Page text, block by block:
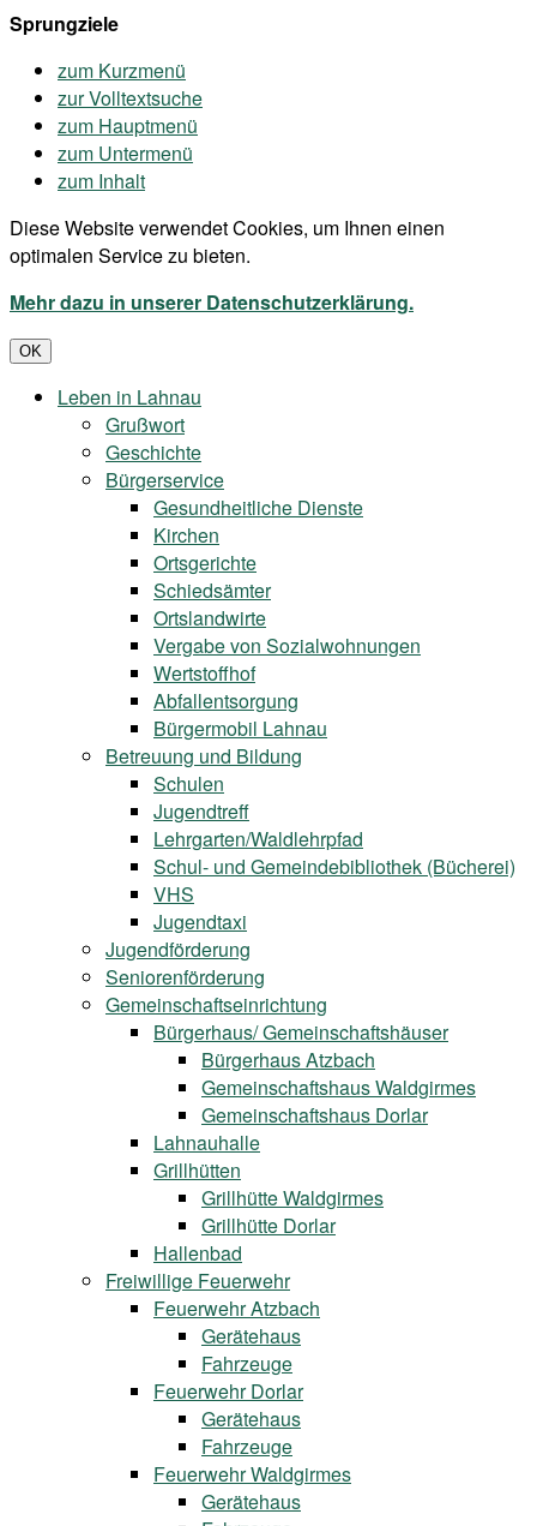
Sprungziele
zum Kurzmenü
zur Volltextsuche
zum Hauptmenü
zum Untermenü
zum Inhalt
Diese Website verwendet Cookies, um Ihnen einen
optimalen Service zu bieten.
Mehr dazu in unserer Datenschutzerklärung.
OK
Leben in Lahnau
Grußwort
Geschichte
Bürgerservice
Gesundheitliche Dienste
Kirchen
Ortsgerichte
Schiedsämter
Ortslandwirte
Vergabe von Sozialwohnungen
Wertstoffhof
Abfallentsorgung
Bürgermobil Lahnau
Betreuung und Bildung
Schulen
Jugendtreff
Lehrgarten/Waldlehrpfad
Schul- und Gemeindebibliothek (Bücherei)
VHS
Jugendtaxi
Jugendförderung
Seniorenförderung
Gemeinschaftseinrichtung
Bürgerhaus/ Gemeinschaftshäuser
Bürgerhaus Atzbach
Gemeinschaftshaus Waldgirmes
Gemeinschaftshaus Dorlar
Lahnauhalle
Grillhütten
Grillhütte Waldgirmes
Grillhütte Dorlar
Hallenbad
Freiwillige Feuerwehr
Feuerwehr Atzbach
Gerätehaus
Fahrzeuge
Feuerwehr Dorlar
Gerätehaus
Fahrzeuge
Feuerwehr Waldgirmes
Gerätehaus